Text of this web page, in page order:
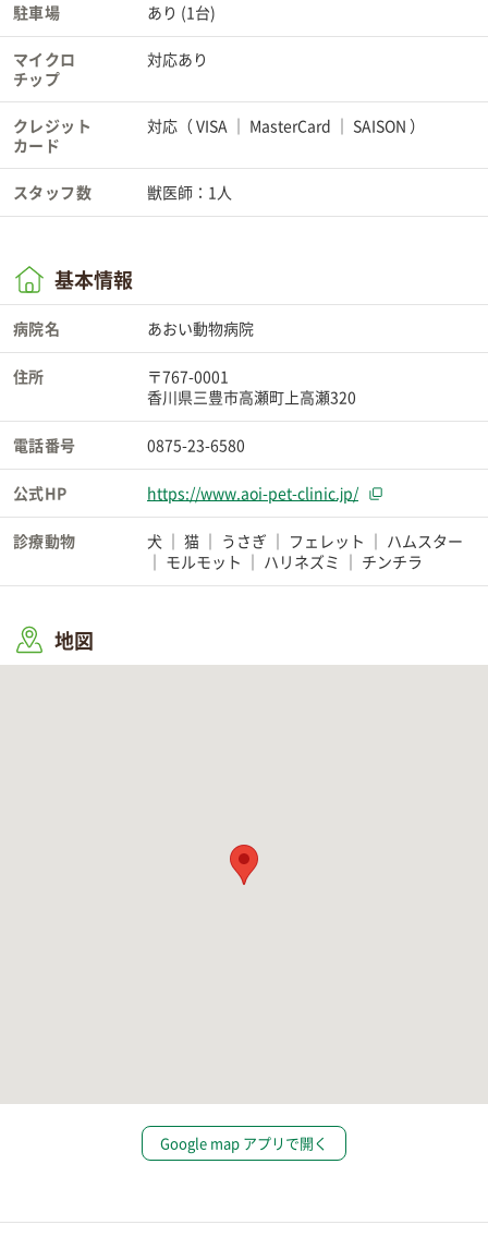
駐車場 あり (1台)
マイクロ
チップ
対応あり
クレジット
カード
対応（VISA MasterCard SAISON ）
スタッフ数 獣医師：1人
基本情報
病院名 あおい動物病院
住所
〒767-0001
香川県三豊市高瀬町上高瀬320
電話番号 0875-23-6580
公式HP https://www.aoi-pet-clinic.jp/
診療動物 犬 猫 うさぎ フェレット
ハムスター
モルモット
ハリネズミ チンチラ
地図
Google map アプリで開く